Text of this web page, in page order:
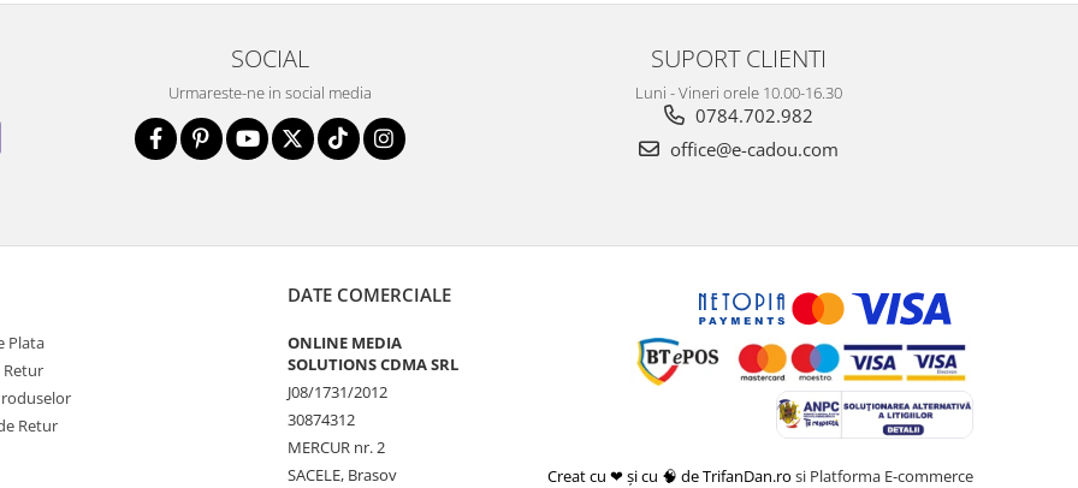
SOCIAL
Urmareste-ne in social media
SUPORT CLIENTI
Luni - Vineri orele 10.00-16.30
0784.702.982
office@e-cadou.com
Plata
Retur
Retur
DATE COMERCIALE
ONLINE MEDIA
SOLUTIONS CDMA SRL
J08/1731/2012
30874312
MERCUR nr. 2
SACELE, Brasov
Creat cu ❤ și cu 🧠 de TrifanDan.ro si Platforma E-commerce